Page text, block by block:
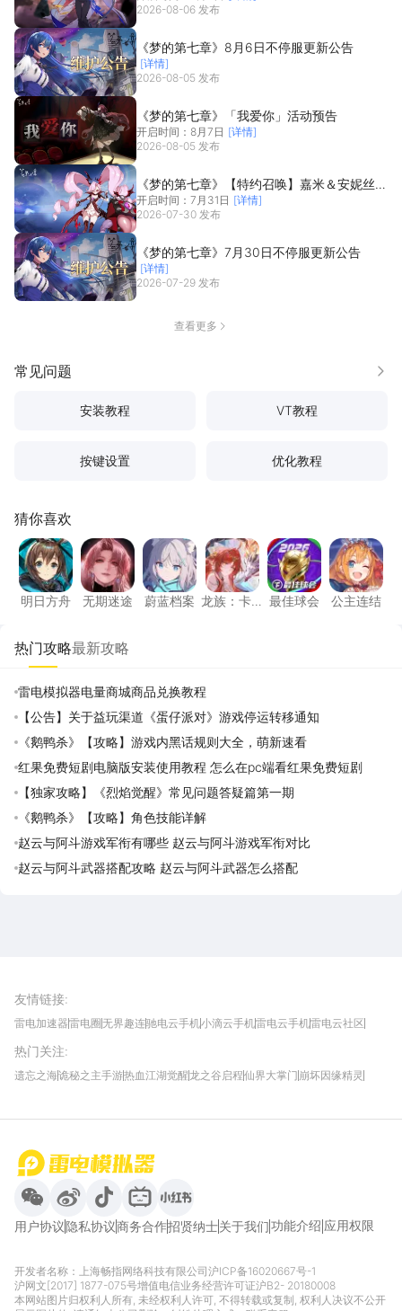
2026-08-06 发布
《梦的第七章》8月6日不停服更新公告
[详情]
2026-08-05 发布
《梦的第七章》「我爱你」活动预告
开启时间：8月7日 [详情]
2026-08-05 发布
《梦的第七章》【特约召唤】嘉米＆安妮丝获
取概率提升
开启时间：7月31日 [详情]
2026-07-30 发布
《梦的第七章》7月30日不停服更新公告
[详情]
2026-07-29 发布
查看更多
常见问题 更多
安装教程 VT教程
按键设置 优化教程
猜你喜欢
明日方舟
明日方舟
无期迷途
无期迷途
蔚蓝档案
蔚蓝档案
龙族：卡塞尔之门
龙族：卡
最佳球会
最佳球会
公主连
公主连结
热门攻略最新攻略
雷电模拟器电量商城商品兑换教程
【公告】关于益玩渠道《蛋仔派对》游戏停运转移通知
《鹅鸭杀》【攻略】游戏内黑话规则大全，萌新速看
红果免费短剧电脑版安装使用教程 怎么在pc端看红果免费短剧
【独家攻略】《烈焰觉醒》常见问题答疑篇第一期
《鹅鸭杀》【攻略】角色技能详解
赵云与阿斗游戏军衔有哪些 赵云与阿斗游戏军衔对比
赵云与阿斗武器搭配攻略 赵云与阿斗武器怎么搭配
友情链接:
雷电加速器雷电圈无界趣连驰电云手机小滴云手机雷电云手机雷电云社区
我爱vr网华军软件园
热门关注:
遗忘之海诡秘之主手游热血江湖觉醒龙之谷启程仙界大掌门 崩坏因缘精灵
用户协议隐私协议商务合作招贤纳士关于我们功能介绍 应用权限
开发者名称：上海畅指网络科技有限公司沪ICP备16020667号-1
沪网文[2017] 1877-075号增值电信业务经营许可证沪B2- 20180008
本网站图片归权利人所有, 未经权利人许可, 不得转载或复制, 权利人决议不公开
首页
微信
微博 抖音 哔哩哔哩